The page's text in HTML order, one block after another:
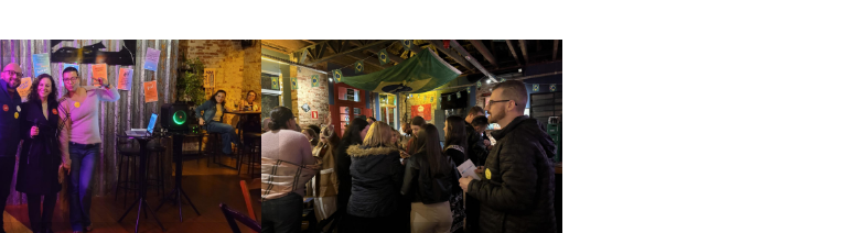
Vencedores de uma
das atividades do
encontro
Participantes
puderam interagir no
evento